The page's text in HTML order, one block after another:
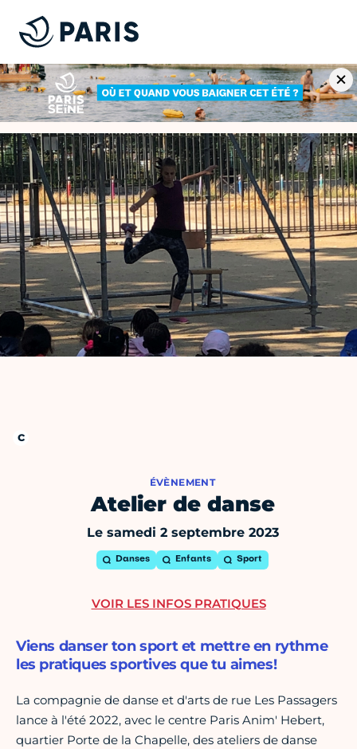
ÉVÈNEMENT
Atelier de danse
Le samedi 2 septembre 2023
Danses Enfants Sport
Viens danser ton sport et mettre en rythme
les pratiques sportives que tu aimes!
La compagnie de danse et d'arts de rue Les Passagers
lance à l'été 2022, avec le centre Paris Anim' Hebert,
quartier Porte de la Chapelle, des ateliers de danse
VOIR LES INFOS PRATIQUES